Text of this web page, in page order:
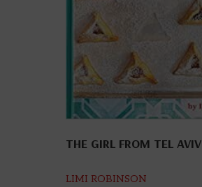
THE GIRL FROM TEL AVIV
LIMI ROBINSON